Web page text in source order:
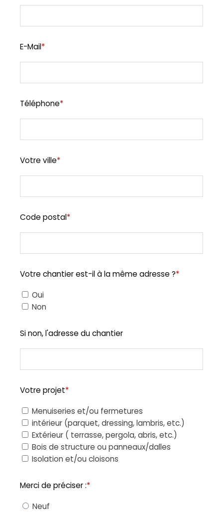
E-Mail*
Téléphone*
Votre ville*
Code postal*
Votre chantier est-il à la même adresse ?*
Oui
Non
Si non, l'adresse du chantier
Votre projet*
Menuiseries et/ou fermetures
intérieur (parquet, dressing, lambris, etc.)
Extérieur ( terrasse, pergola, abris, etc.)
Bois de structure ou panneaux/dalles
Isolation et/ou cloisons
Merci de préciser :*
Neuf